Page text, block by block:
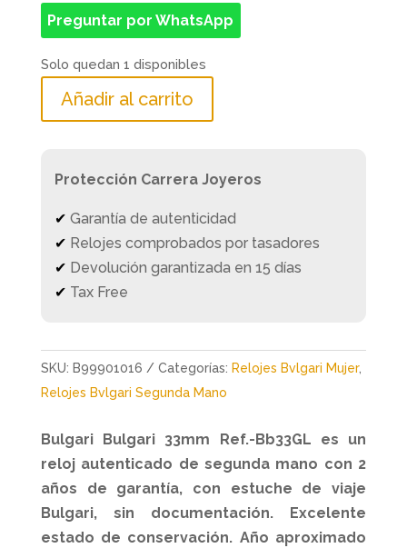
Preguntar por WhatsApp
Solo quedan 1 disponibles
Añadir al carrito
Protección Carrera Joyeros
✔ Garantía de autenticidad
✔ Relojes comprobados por tasadores
✔ Devolución garantizada en 15 días
✔ Tax Free
SKU: B99901016 Categorías: Relojes Bvlgari Mujer,
Relojes Bvlgari Segunda Mano
Bulgari Bulgari 33mm Ref.-Bb33GL es un
reloj autenticado de segunda mano con 2
años de garantía, con estuche de viaje
Bulgari, sin documentación. Excelente
estado de conservación. Año aproximado